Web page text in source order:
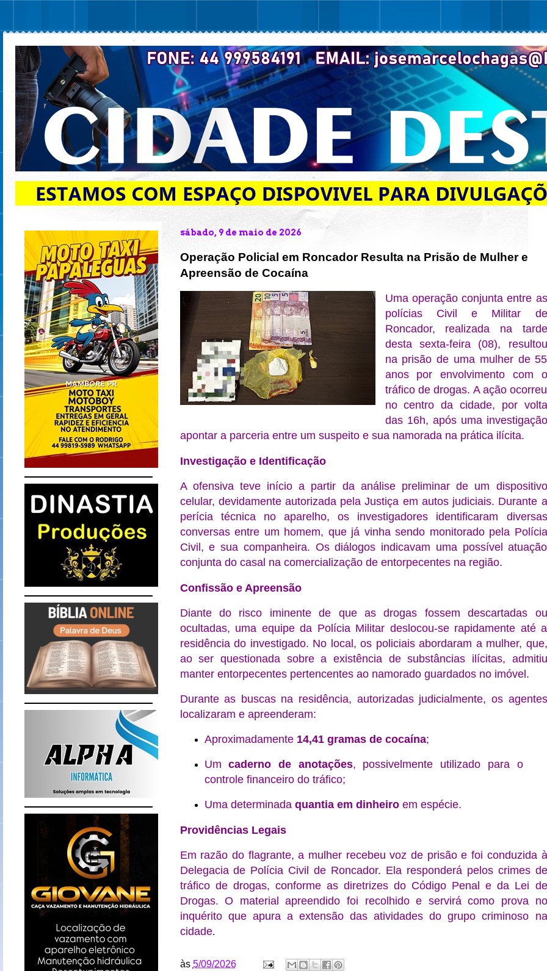
sábado, 9 de maio de 2026
Operação Policial em Roncador Resulta na Prisão de Mulher e
Apreensão de Cocaína
Uma operação conjunta entre as
polícias Civil e Militar de
Roncador, realizada na tarde
desta sexta-feira (08), resultou
na prisão de uma mulher de 55
anos por envolvimento com o
tráfico de drogas. A ação ocorreu
no centro da cidade, por volta
das 16h, após uma investigação
apontar a parceria entre um suspeito e sua namorada na prática ilícita.
Investigação e Identificação
A ofensiva teve início a partir da análise preliminar de um dispositivo
celular, devidamente autorizada pela Justiça em autos judiciais. Durante a
perícia técnica no aparelho, os investigadores identificaram diversas
conversas entre um homem, que já vinha sendo monitorado pela Polícia
Civil, e sua companheira. Os diálogos indicavam uma possível atuação
conjunta do casal na comercialização de entorpecentes na região.
Confissão e Apreensão
Diante do risco iminente de que as drogas fossem descartadas ou
ocultadas, uma equipe da Polícia Militar deslocou-se rapidamente até a
residência do investigado. No local, os policiais abordaram a mulher, que,
ao ser questionada sobre a existência de substâncias ilícitas, admitiu
manter entorpecentes pertencentes ao namorado guardados no imóvel.
Durante as buscas na residência, autorizadas judicialmente, os agentes
localizaram e apreenderam:
Aproximadamente 14,41 gramas de cocaína;
Umcaderno de anotações, possivelmente utilizado para o
controle financeiro do tráfico;
Uma determinada quantia em dinheiroem espécie.
Providências Legais
Em razão do flagrante, a mulher recebeu voz de prisão e foi conduzida à
Delegacia de Polícia Civil de Roncador. Ela responderá pelos crimes de
tráfico de drogas, conforme as diretrizes do Código Penal e da Lei de
Drogas. O material apreendido foi recolhido e servirá como prova no
inquérito que apura a extensão das atividades do grupo criminoso na
cidade.
às 5/09/2026